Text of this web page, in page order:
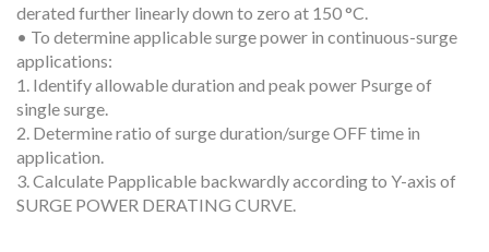
derated further linearly down to zero at 150 °C.
• To determine applicable surge power in continuous-surge
applications:
1. Identify allowable duration and peak power Psurge of
single surge.
2. Determine ratio of surge duration/surge OFF time in
application.
3. Calculate Papplicable backwardly according to Y-axis of
SURGE POWER DERATING CURVE.